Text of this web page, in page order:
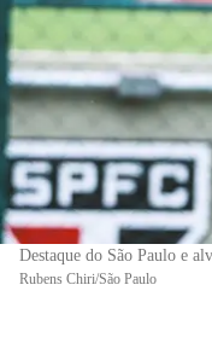
Destaque do São Paulo e
Rubens Chiri/São Paulo